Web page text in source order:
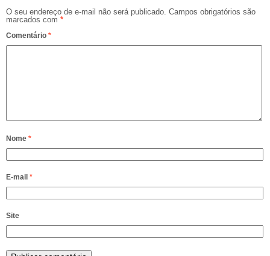
O seu endereço de e-mail não será publicado. Campos obrigatórios são
marcados com *
Comentário *
Nome *
E-mail *
Site